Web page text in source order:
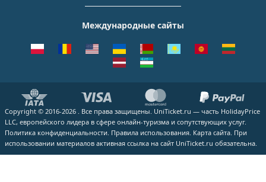
Казань
Чехия
Emirates
ВСЕ АВИАКОМПАНИИ
Кольцово
Курумоч
ВСЕ АЭРОПОРТЫ
Москва - Симферополь
Москва - Ереван
Москва - Калининград
Москва - Екатеринбург
Москва - Махачкала
ВСЕ НАПРАВЛЕНИЯ
Помощь
Вакансии
Блог
Как купить билет
Международные сайты
Copyright © 2016-2026 . Все права защищены. UniTicket.ru — часть HolidayPrice
LLC, европейского лидера в сфере онлайн-туризма и сопутствующих услуг.
Политика конфиденциальности. Правила использования. Карта сайта. При
использовании материалов активная ссылка на сайт UniTicket.ru обязательна.